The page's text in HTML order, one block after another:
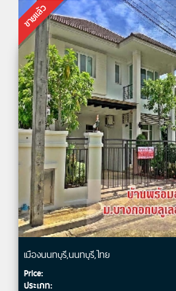
ขายแล้ว
เมืองนนทบุรี,นนทบุรี,ไทย
Price:
ประเภท: